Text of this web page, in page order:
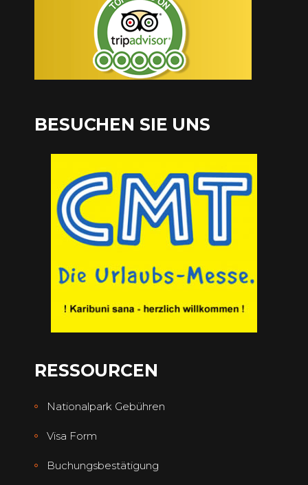
BESUCHEN SIE UNS
RESSOURCEN
Nationalpark Gebühren
Visa Form
Buchungsbestätigung